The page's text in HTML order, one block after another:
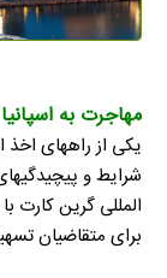
مهاجرت به
یکی از راههای اخذ
شرایط و
المللی گرین کارت
برای متقاضیان